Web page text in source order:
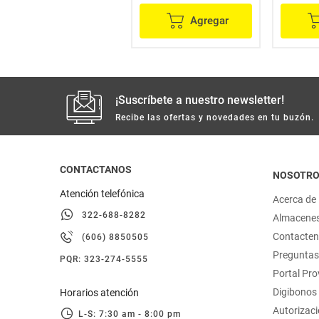
Agregar
¡Suscríbete a nuestro newsletter!
Recibe las ofertas y novedades en tu buzón.
CONTACTANOS
Atención telefónica
322-688-8282
(606) 8850505
PQR: 323-274-5555
Horarios atención
L-S: 7:30 am - 8:00 pm
Acerca
Portal
Digibonos